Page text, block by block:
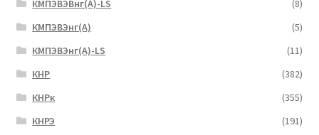
КМПЭВЭВнг(А)-LS
(8)
КМПЭВЭнг(А)
(5)
КМПЭВЭнг(А)-LS
(11)
КНР
(382)
КНРк
(355)
КНРЭ
(191)